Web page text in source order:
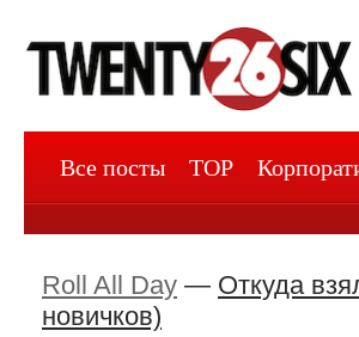
Все посты TOP
Roll All Day — Откуда
новичков)